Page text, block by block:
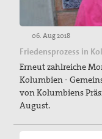
06. Aug 2018
Friedensprozess in
Erneut zahlreiche
Kolumbien -
von Kolumbiens
August.